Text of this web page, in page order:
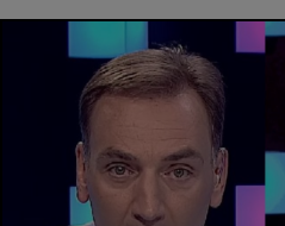
Cupa României
Echipa Națională
U21
Fotbal feminin